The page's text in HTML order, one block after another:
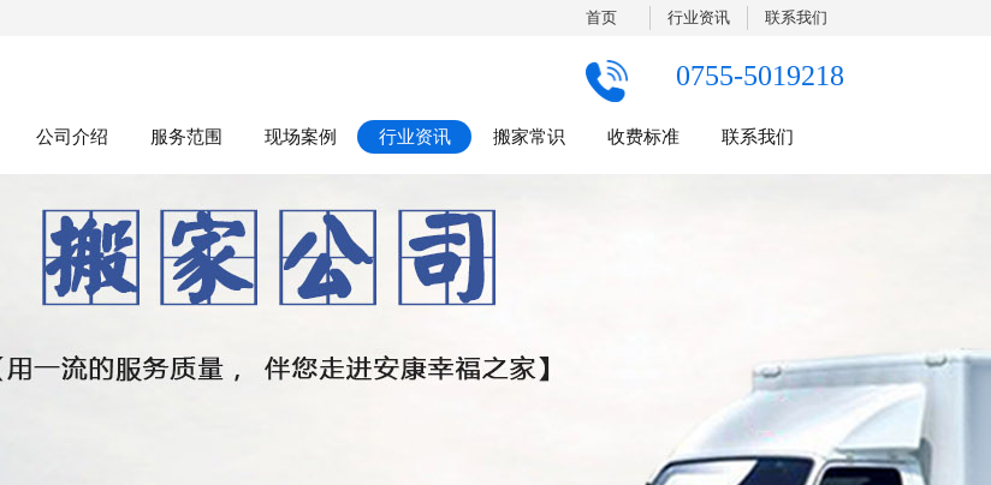
联系我们
行业资讯
首页
0755-5019218
公司介绍 服务范围 现场案例 行业资讯 搬家常识 收费标准 联系我们